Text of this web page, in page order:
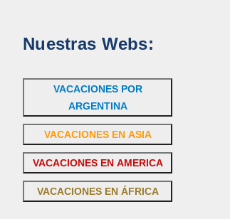
Nuestras Webs:
VACACIONES POR
ARGENTINA
VACACIONES EN ASIA
VACACIONES EN AMERICA
VACACIONES EN ÁFRICA